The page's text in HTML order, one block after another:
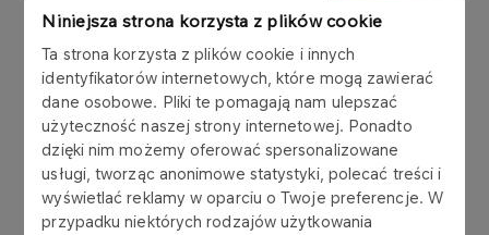
Niniejsza strona korzysta z plików cookie
Ta strona korzysta z plików cookie i innych
identyfikatorów internetowych, które mogą zawierać
dane osobowe. Pliki te pomagają nam ulepszać
użyteczność naszej strony internetowej. Ponadto
dzięki nim możemy oferować spersonalizowane
usługi, tworząc anonimowe statystyki, polecać treści i
wyświetlać reklamy w oparciu o Twoje preferencje. W
przypadku niektórych rodzajów użytkowania
Więcej
AKTUALNOŚCI 13.05.2022
BAZALT II – nowy statek floty
zarządzanej przez TSM
Więcej